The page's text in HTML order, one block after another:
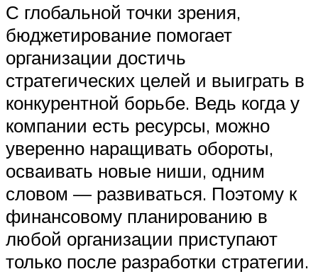
С глобальной точки зрения,
бюджетирование помогает
организации достичь
стратегических целей и выиграть в
конкурентной борьбе. Ведь когда у
компании есть ресурсы, можно
уверенно наращивать обороты,
осваивать новые ниши, одним
словом — развиваться. Поэтому к
финансовому планированию в
любой организации приступают
только после разработки стратегии.